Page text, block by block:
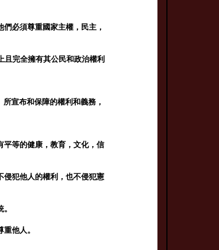
必須尊重國家主權，民主，
且完全擁有其公民和政治權利
宣布和保障的權利和義務，
平等的健康，教育，文化，信
侵犯他人的權利，也不侵犯憲
他人。